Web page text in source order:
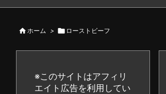
 ホーム >  ローストビーフ
※このサイトはアフィリ
エイト広告を利用してい